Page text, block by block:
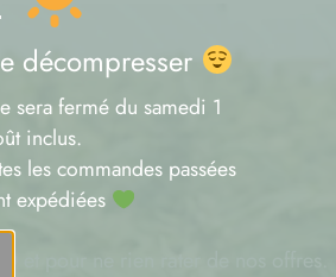
et pour ne rien rater de nos offres.
décompresser
sera fermé du samedi 1
inclus.
les commandes passées
expédiées